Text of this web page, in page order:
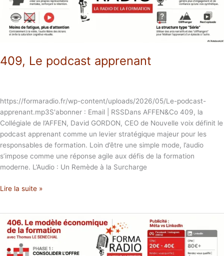
409, Le podcast apprenant
https://formaradio.fr/wp-content/uploads/2026/05/Le-podcast-
apprenant.mp3S'abonner : Email | RSSDans AFFEN&Co 409, la
Collégiale de l’AFFEN, David GORDON, CEO de Nouvelle voix définit le
podcast apprenant comme un levier stratégique majeur pour les
responsables de formation. Loin d’être une simple mode, l’audio
s’impose comme une réponse agile aux défis de la formation
moderne. L’Audio : Un Remède à la Surcharge
Lire la suite »
406,
Le
modèle
économique